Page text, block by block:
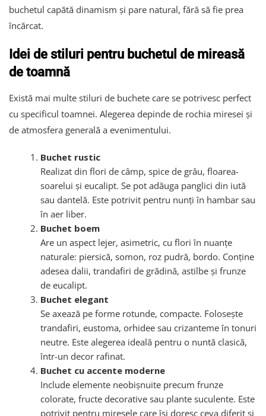
buchetul capătă dinamism și pare natural, fără să fie prea
încărcat.
Idei de stiluri pentru buchetul de mireasă
de toamnă
Există mai multe stiluri de buchete care se potrivesc perfect
cu specificul toamnei. Alegerea depinde de rochia miresei și
de atmosfera generală a evenimentului.
Buchet rustic
Realizat din flori de câmp, spice de grâu, floarea-
soarelui și eucalipt. Se pot adăuga panglici din iută
sau dantelă. Este potrivit pentru nunți în hambar sau
în aer liber.
Buchet boem
Are un aspect lejer, asimetric, cu flori în nuanțe
naturale: piersică, somon, roz pudră, bordo. Conține
adesea dalii, trandafiri de grădină, astilbe și frunze
de eucalipt.
Buchet elegant
Se axează pe forme rotunde, compacte. Folosește
trandafiri, eustoma, orhidee sau crizanteme în tonuri
neutre. Este alegerea ideală pentru o nuntă clasică,
într-un decor rafinat.
Buchet cu accente moderne
Include elemente neobișnuite precum frunze
colorate, fructe decorative sau plante suculente. Este
potrivit pentru miresele care își doresc ceva diferit și